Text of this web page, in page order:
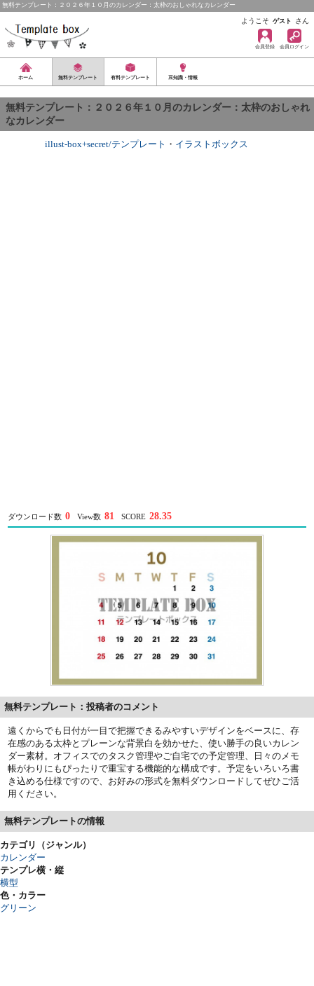
無料テンプレート：２０２６年１０月のカレンダー：太枠のおしゃれなカレンダー
ようこそ ゲスト さん
会員登録 会員ログイン
ホーム 無料テンプレート 有料テンプレート 豆知識・情報
無料テンプレート：２０２６年１０月のカレンダー：太枠のおしゃれ
なカレンダー
illust-box+secret/テンプレート ・ イラストボックス
ダウンロード数 0 View数 81 SCORE 28.35
無料テンプレート：投稿者のコメント
遠くからでも日付が一目で把握できるみやすいデザインをベースに、存
在感のある太枠とプレーンな背景白を効かせた、使い勝手の良いカレン
ダー素材。オフィスでのタスク管理やご自宅での予定管理、日々のメモ
帳がわりにもぴったりで重宝する機能的な構成です。予定をいろいろ書
き込める仕様ですので、お好みの形式を無料ダウンロードしてぜひご活
用ください。
無料テンプレートの情報
カテゴリ（ジャンル）
カレンダー
テンプレ横・縦
横型
色・カラー
グリーン